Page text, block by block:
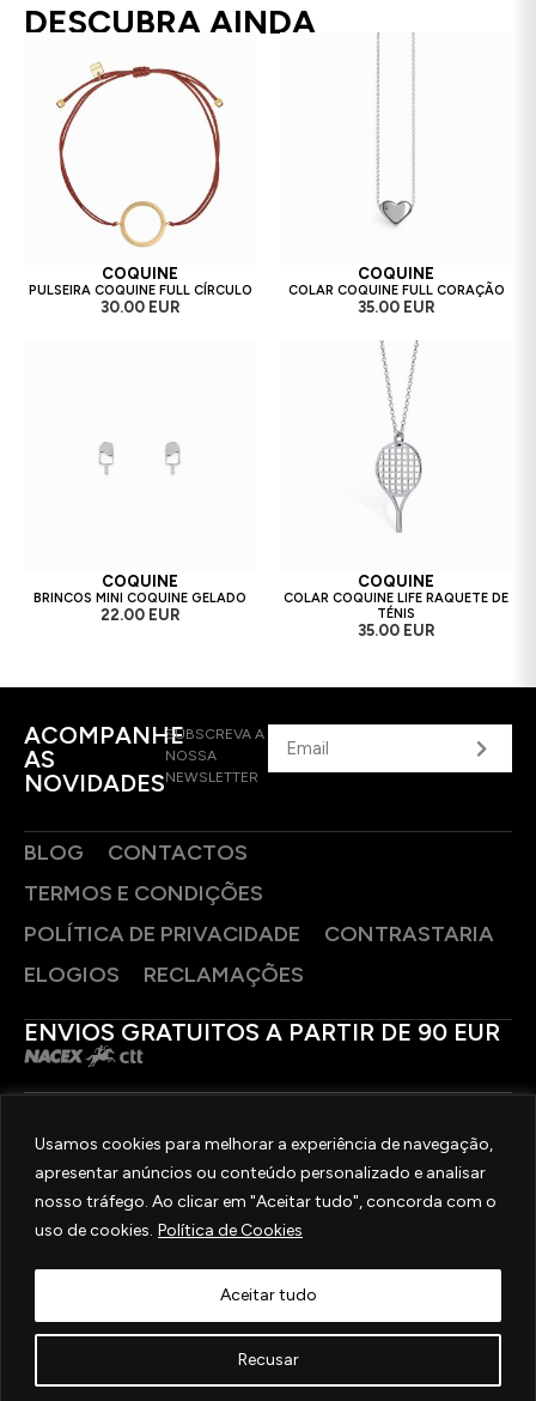
Usamos cookies para melhorar a experiência de navegação,
apresentar anúncios ou conteúdo personalizado e analisar
nosso tráfego. Ao clicar em "Aceitar tudo", concorda com o
uso de cookies. Política de Cookies
Recusar
Aceitar tudo
DESCUBRA AINDA
COQUINE
PULSEIRA COQUINE FULL CÍRCULO
30.00 EUR
COQUINE
COLAR COQUINE FULL CORAÇÃO
35.00 EUR
COQUINE
BRINCOS MINI COQUINE GELADO
22.00 EUR
COQUINE
COLAR COQUINE LIFE RAQUETE DE
TÉNIS
35.00 EUR
ACOMPANHE
AS
NOVIDADES
SUBSCREVA A
NOSSA
NEWSLETTER
BLOG
CONTACTOS
TERMOS E CONDIÇÕES
POLÍTICA DE PRIVACIDADE
CONTRASTARIA
ELOGIOS
RECLAMAÇÕES
ENVIOS GRATUITOS A PARTIR DE 90 EUR
SIGA-NOS
2025 © OURIVESARIA FRADIZELA